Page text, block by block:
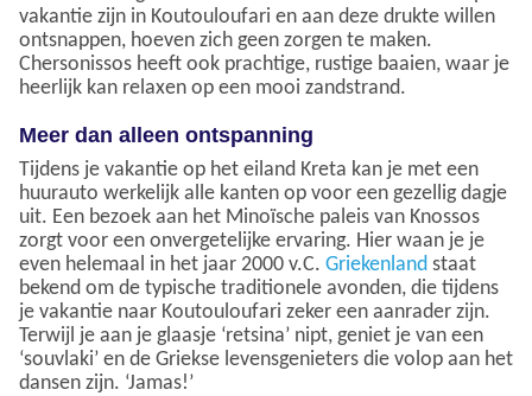
vakantie zijn in Koutouloufari en aan deze drukte willen
ontsnappen, hoeven zich geen zorgen te maken.
Chersonissos heeft ook prachtige, rustige baaien, waar je
heerlijk kan relaxen op een mooi zandstrand.
Meer dan alleen ontspanning
Tijdens je vakantie op het eiland Kreta kan je met een
huurauto werkelijk alle kanten op voor een gezellig dagje
uit. Een bezoek aan het Minoïsche paleis van Knossos
zorgt voor een onvergetelijke ervaring. Hier waan je je
even helemaal in het jaar 2000 v.C. Griekenland staat
bekend om de typische traditionele avonden, die tijdens
je vakantie naar Koutouloufari zeker een aanrader zijn.
Terwijl je aan je glaasje ‘retsina’ nipt, geniet je van een
‘souvlaki’ en de Griekse levensgenieters die volop aan het
dansen zijn. ‘Jamas!’